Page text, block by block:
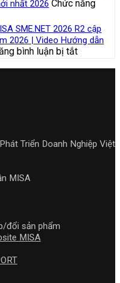
2026
Video
Hướng
dẫn
quản
thuế
đối
với
2026
cập
nhật
TT99/
mới
dẫn
toán
trong
doanh
nghiệp
xây
nhất 2026 Chức năng
SME.NET 2026 R2 cập
2026 | Video Hướng dẫn
bình luận bị tắtở
SME.NET
Triển Doanh Nghiệp Việt
MISA
đổi sản phẩm
MISA